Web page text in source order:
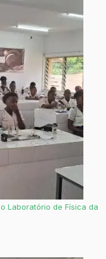
Laboratório de Física da